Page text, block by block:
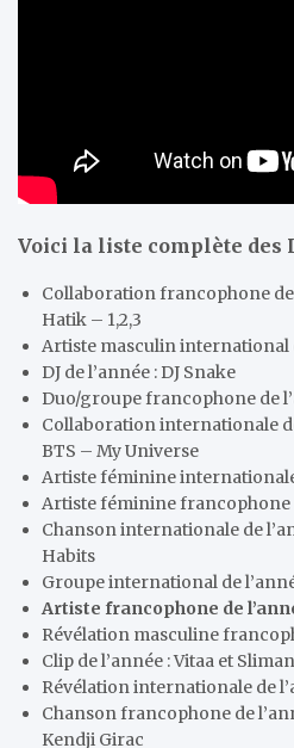
Voici la liste complète des
Collaboration francophone de
Hatik – 1,2,3
Artiste masculin international
DJ de l’année : DJ Snake
Duo/groupe francophone de
Collaboration internationale
BTS – My Universe
Artiste féminine internationale
Artiste féminine francophone
Chanson internationale de
Habits
Groupe international de
Artiste francophone de
Révélation masculine
Clip de l’année : Vitaa et
Révélation internationale de
Chanson francophone de
Kendji Girac